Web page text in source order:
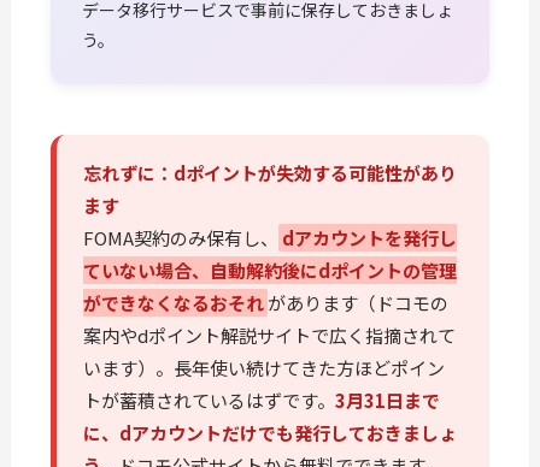
データ移行サービスで事前に保存しておきましょ
う。
忘れずに：dポイントが失効する可能性があり
ます
FOMA契約のみ保有し、
dアカウントを発行し
ていない場合、自動解約後にdポイントの管理
ができなくなるおそれがあります（ドコモの
案内やdポイント解説サイトで広く指摘されて
います）。長年使い続けてきた方ほどポイン
トが蓄積されているはずです。3月31日まで
に、dアカウントだけでも発行しておきましょ